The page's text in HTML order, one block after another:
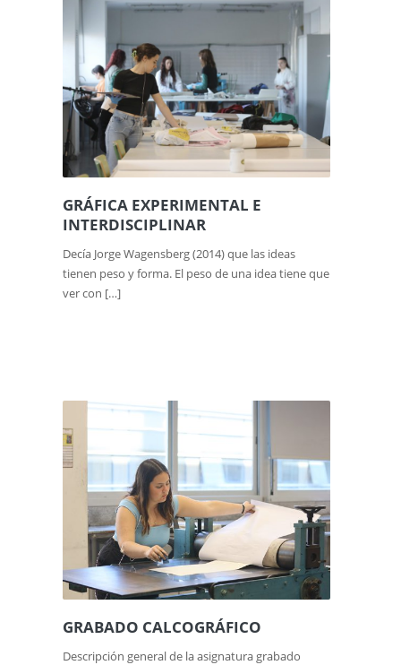
GRÁFICA EXPERIMENTAL E
INTERDISCIPLINAR
Decía Jorge Wagensberg (2014) que las ideas
tienen peso y forma. El peso de una idea tiene que
ver con […]
GRABADO CALCOGRÁFICO
Descripción general de la asignatura grabado